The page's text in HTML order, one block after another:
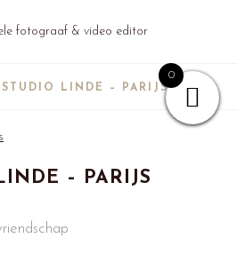
LINDE – PARIJS
– PARIJS
0